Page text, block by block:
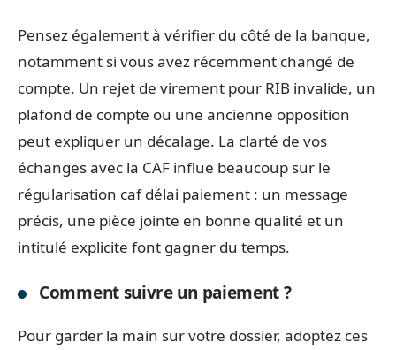
Pensez également à vérifier du côté de la banque,
notamment si vous avez récemment changé de
compte. Un rejet de virement pour RIB invalide, un
plafond de compte ou une ancienne opposition
peut expliquer un décalage. La clarté de vos
échanges avec la CAF influe beaucoup sur le
régularisation caf délai paiement : un message
précis, une pièce jointe en bonne qualité et un
intitulé explicite font gagner du temps.
Comment suivre un paiement ?
Pour garder la main sur votre dossier, adoptez ces